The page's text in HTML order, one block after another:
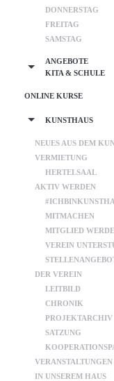
DONNERSTAG
FREITAG
SAMSTAG
ANGEBOTE
KITA & SCHULE
ONLINE KURSE
KUNSTHAUS
NEUES AUS DEM
VERMIETUNG
HERTELSAAL
AKTIV WERDEN
MITMACHEN
MITGLIED
VEREIN
DER VEREIN
LEITBILD
CHRONIK
PROJEKTARCHIV
SATZUNG
VERANSTALTUNGEN
IN UNSEREM HAUS